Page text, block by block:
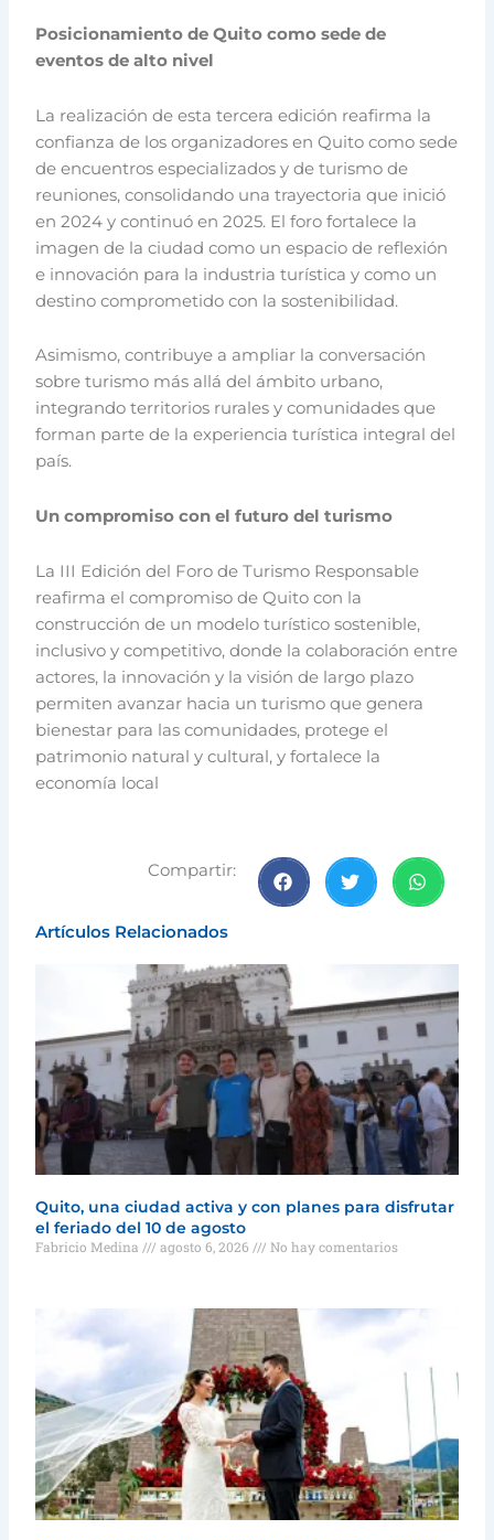
Posicionamiento de Quito como sede de
eventos de alto nivel
La realización de esta tercera edición reafirma la
confianza de los organizadores en Quito como sede
de encuentros especializados y de turismo de
reuniones, consolidando una trayectoria que inició
en 2024 y continuó en 2025. El foro fortalece la
imagen de la ciudad como un espacio de reflexión
e innovación para la industria turística y como un
destino comprometido con la sostenibilidad.
Asimismo, contribuye a ampliar la conversación
sobre turismo más allá del ámbito urbano,
integrando territorios rurales y comunidades que
forman parte de la experiencia turística integral del
país.
Un compromiso con el futuro del turismo
La III Edición del Foro de Turismo Responsable
reafirma el compromiso de Quito con la
construcción de un modelo turístico sostenible,
inclusivo y competitivo, donde la colaboración entre
actores, la innovación y la visión de largo plazo
permiten avanzar hacia un turismo que genera
bienestar para las comunidades, protege el
patrimonio natural y cultural, y fortalece la
economía local
Compartir:
Artículos Relacionados
Quito, una ciudad activa y con planes para disfrutar
el feriado del 10 de agosto
Fabricio Medina agosto 6, 2026 No hay comentarios